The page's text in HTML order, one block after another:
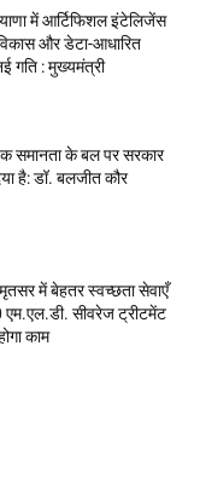
में आर्टिफिशल इंटेलिजेंस
और डेटा-आधारित
गति : मुख्यमंत्री
समानता के बल पर सरकार
है: डॉ. बलजीत कौर
में बेहतर स्वच्छता सेवाएँ
सीवरेज ट्रीटमेंट
काम